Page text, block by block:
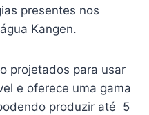
presentes nos
Kangen.
projetados para usar
e oferece uma gama
produzir até 5